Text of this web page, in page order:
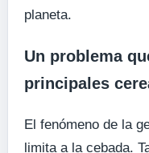
planeta.
Un problema
principales
El fenómeno de la
limita a la cebada.